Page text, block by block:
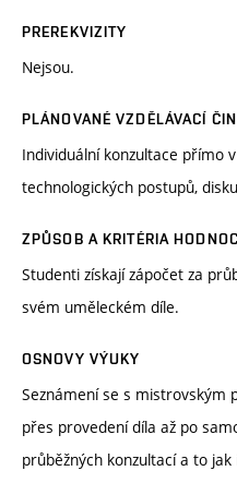
PREREKVIZITY
Nejsou.
PLÁNOVANÉ VZDĚLÁVACÍ
Individuální konzultace přímo
technologických postupů,
ZPŮSOB A KRITÉRIA
Studenti získají zápočet za
svém uměleckém díle.
OSNOVY VÝUKY
Seznámení se s mistrovským
přes provedení díla až po
průběžných konzultací a to